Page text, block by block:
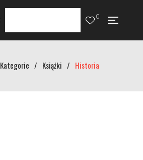
0
Kategorie / Książki / Historia